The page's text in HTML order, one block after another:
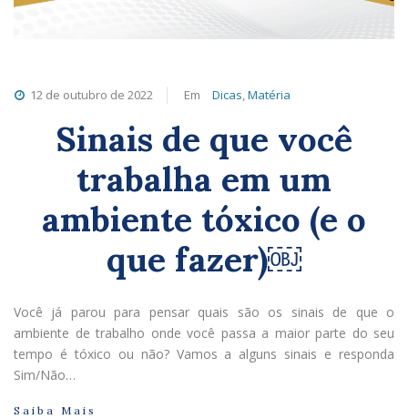
12 de outubro de 2022 Em Dicas,Matéria
Sinais de que você
trabalha em um
ambiente tóxico (e o
que fazer)￼
Você já parou para pensar quais são os sinais de que o
ambiente de trabalho onde você passa a maior parte do seu
tempo é tóxico ou não? Vamos a alguns sinais e responda
Sim/Não…
Saiba Mais